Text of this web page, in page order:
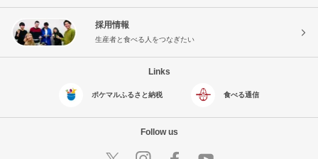
採用情報
生産者と食べる人をつなぎたい
Links
ポケマルふるさと納税 食べる通信
Follow us